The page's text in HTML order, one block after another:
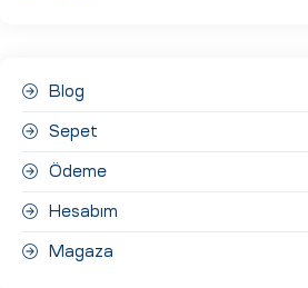
Blog
Sepet
Ödeme
Hesabım
Magaza